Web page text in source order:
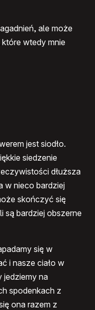
ale może
wtedy mnie
jest siodło.
siedzenie
dłuższa
w nieco bardziej
skończyć się
są bardziej obszerne
się w
i nasze ciało w
jedziemy na
spodenkach z
ona razem z